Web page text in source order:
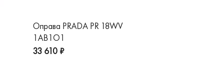
Оправа PRADA PR 18WV
1AB1O1
33 610 ₽